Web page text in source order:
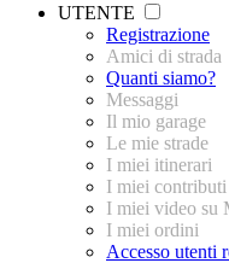
UTENTE
Registrazione
Amici di strada
Quanti siamo?
Messaggi
Il mio garage
Le mie strade
I miei itinerari
I miei contributi
I miei video su
I miei ordini
Accesso utenti